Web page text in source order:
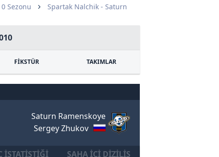
Sezonu Spartak Nalchik - Saturn
FİKSTÜR TAKIMLAR
Saturn Ramenskoye
Sergey Zhukov
İSTATISTIĞI SAHA İÇI DIZILIŞ